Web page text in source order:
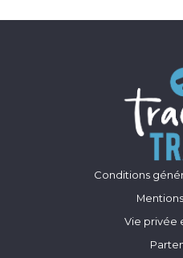
Conditions
Vie privée